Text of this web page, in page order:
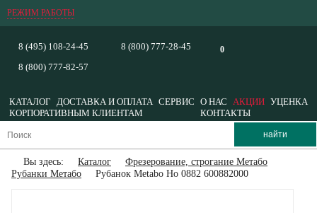
РЕЖИМ РАБОТЫ
0
8 (495) 108-24-45
8 (800) 777-82-57
8 (800) 777-28-45
КАТАЛОГ ДОСТАВКА И ОПЛАТА СЕРВИС О НАС АКЦИИ УЦЕНКА
КОРПОРАТИВНЫМ КЛИЕНТАМ
КОНТАКТЫ
Вы здесь: Каталог
Фрезерование, строгание Метабо
Рубанки Метабо
Рубанок Metabo Ho 0882 600882000